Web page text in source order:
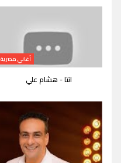
أغاني مصرية
انتا - هشام علي